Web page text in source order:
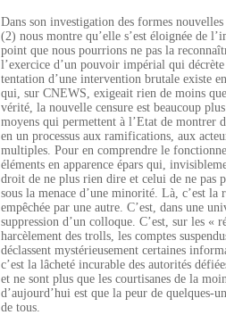
Dans son investigation des formes
(2) nous montre qu’elle s’est éloignée de
point que nous pourrions ne pas la
l’exercice d’un pouvoir impérial qui
tentation d’une intervention brutale existe
qui, sur CNEWS, exigeait rien de moins
vérité, la nouvelle censure est beaucoup
moyens qui permettent à l’Etat de montrer
en un processus aux ramifications, aux
multiples. Pour en comprendre le
éléments en apparence épars qui,
droit de ne plus rien dire et celui de ne pas
sous la menace d’une minorité. Là, c’est la
empêchée par une autre. C’est, dans une
suppression d’un colloque. C’est, sur les «
harcèlement des trolls, les comptes
déclassent mystérieusement certaines
c’est la lâcheté incurable des autorités
et ne sont plus que les courtisanes de la
d’aujourd’hui est que la peur de quelques-
de tous.